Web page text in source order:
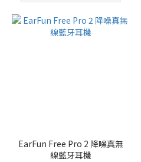
EarFun Free Pro 2 降噪真無
線藍牙耳機